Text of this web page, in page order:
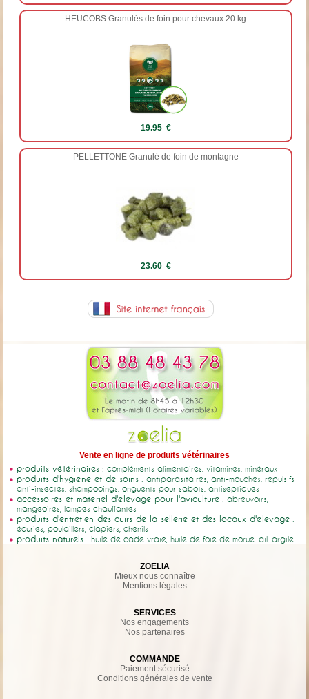
HEUCOBS Granulés de foin pour chevaux 20 kg
19.95 €
PELLETTONE Granulé de foin de montagne
23.60 €
Vente en ligne de produits vétérinaires
produits vétérinaires : compléments alimentaires, vitamines, minéraux
produits d'hygiène et de soins : antiparasitaires, anti-mouches, répulsifs
anti-insectes, shampooings, onguents pour sabots, antiseptiques
accessoires et matériel d'élevage pour l'aviculture : abreuvoirs,
mangeoires, lampes chauffantes
produits d'entretien des cuirs de la sellerie et des locaux d'élevage :
écuries, poulaillers, clapiers, chenils
produits naturels : huile de cade vraie, huile de foie de morue, ail, argile
ZOELIA
Mieux nous connaître
Mentions légales
SERVICES
Nos engagements
Nos partenaires
COMMANDE
Paiement sécurisé
Conditions générales de vente